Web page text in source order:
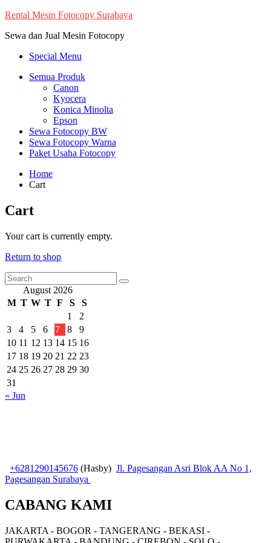
Skip
content
Rental Mesin Fotocopy Surabaya
Sewa dan Jual Mesin Fotocopy
Special Menu
Semua Produk
Canon
Kyocera
Konica Minolta
Epson
Sewa Fotocopy BW
Sewa Fotocopy Warna
Paket Usaha Fotocopy
Home
Cart
Cart
Your cart is currently empty.
Return to shop
August 2026
M T W T F S
S
1
2
3
4 5 6 7 8
9
10 11 12 13 14 15 16
17 18 19 20 21 22 23
24 25 26 27 28 29 30
31
« Jun
+6281290145676 (Hasby) Jl. Pagesangan Asri Blok AA No 1,
Pagesangan Surabaya
CABANG KAMI
JAKARTA - BOGOR - TANGERANG - BEKASI -